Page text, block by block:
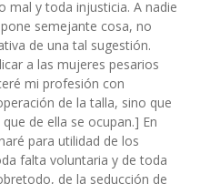
mal y toda injusticia. A nadie
semejante cosa, no
de una tal sugestión.
a las mujeres pesarios
mi profesión con
de la talla, sino que
de ella se ocupan.] En
para utilidad de los
falta voluntaria y de toda
de la seducción de